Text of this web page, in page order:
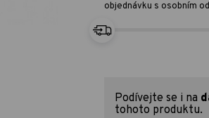
objednávku s osobním
Podívejte se i na
tohoto produktu.